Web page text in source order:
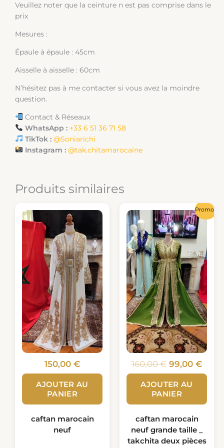
Veuillez noter que la ceinture n est pas comprise dans le
prix
Mesures :
Épaule à épaule : 45cm
Aisselle à aisselle : 60cm
N’hésitez pas à me contacter si vous avez la moindre
question.
Contact & Réseaux
WhatsApp : +33 6 51 36 71 58
TikTok : @Soniarichi
Instagram : @tak.chitamarocaine
Produits similaires
150,00 €
AJOUTER AU
PANIER
caftan marocain
neuf
Promo !
160,00€
Le
prix
initial
était :
160,00 €.
99,00 €
Le
prix
AJOUTER AU
PANIER
caftan marocain
neuf grande taille _
takchita deux pièces